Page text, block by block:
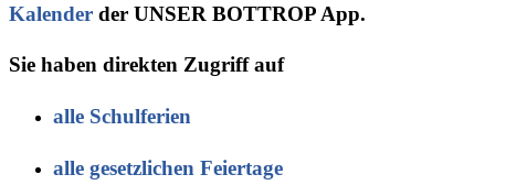
Kalender der UNSER BOTTROP App.
Sie haben direkten Zugriff auf
alle Schulferien
alle gesetzlichen Feiertage